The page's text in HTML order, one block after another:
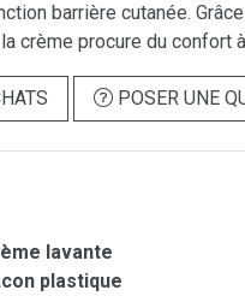
barrière cutanée.
crème procure du confort
POSER UNE
lavante
plastique